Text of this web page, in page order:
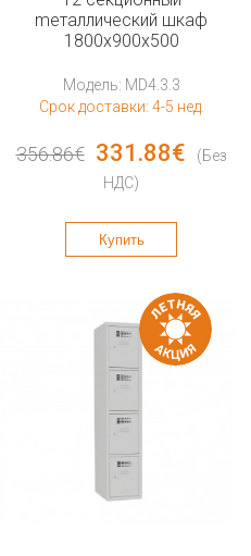
mеталлический шкаф
1800x900x500
Модель: MD4.3.3
Срок доставки: 4-5 нед.
356.86€ 331.88€
(Без
НДС)
Купить